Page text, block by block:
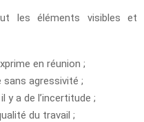
les éléments visibles et
en réunion ;
sans agressivité ;
y a de l’incertitude ;
du travail ;